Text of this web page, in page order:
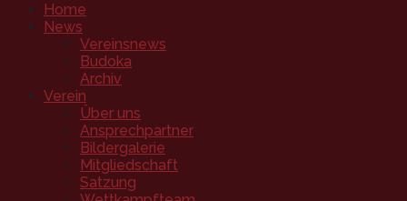
Home
News
Vereinsnews
Budoka
Archiv
Verein
Über uns
Ansprechpartner
Bildergalerie
Mitgliedschaft
Satzung